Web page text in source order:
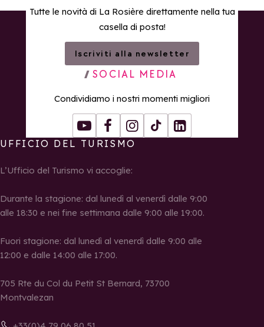
Tutte le novità di La Rosière direttamente nella tua
casella di posta!
Iscriviti alla newsletter
SOCIAL MEDIA
Condividiamo i nostri momenti migliori
YoutubeFacebookInstagram
Tiktok LinkedIn
UFFICIO DEL TURISMO
L’Ufficio del Turismo vi accoglie:
Durante la stagione: dal lunedì al venerdì dalle 9:00
alle 18:30 e nei fine settimana dalle 9:00 alle 19:00.
Fuori stagione: dal lunedì al venerdì dalle 9:00 alle
12:00 e dalle 14:00 alle 17:00.
705 Rte du Col du Petit St Bernard, 73700
Montvalezan